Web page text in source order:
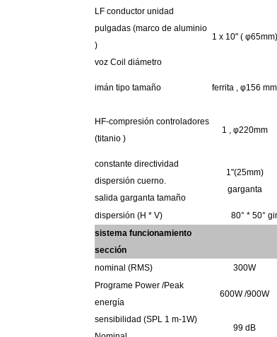
LF conductor unidad
pulgadas (marco de aluminio
)
voz Coil diámetro
1 x 10" ( φ65mm)
imán tipo tamaño ferrita , φ156 mm
HF-compresión controladores
(titanio )
1 , φ220mm
constante directividad
dispersión cuerno.
salida garganta tamaño
1"(25mm)
garganta
dispersión (H * V) 80° * 50°
sistema funcionamiento
sección
nominal (RMS) 300W
Programe Power /Peak
energía
600W/900W
sensibilidad (SPL 1 m-1W)
99 dB